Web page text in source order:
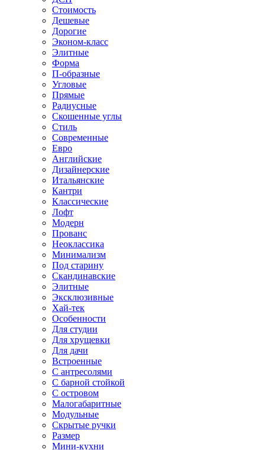
Стоимость
Дешевые
Дорогие
Эконом-класс
Элитные
Форма
П-образные
Угловые
Прямые
Радиусные
Скошенные углы
Стиль
Современные
Евро
Английские
Дизайнерские
Итальянские
Кантри
Классические
Лофт
Модерн
Прованс
Неоклассика
Минимализм
Под старину
Скандинавские
Элитные
Эксклюзивные
Хай-тек
Особенности
Для студии
Для хрущевки
Для дачи
Встроенные
С антресолями
С барной стойкой
С островом
Малогабаритные
Модульные
Скрытые ручки
Размер
Мини-кухни